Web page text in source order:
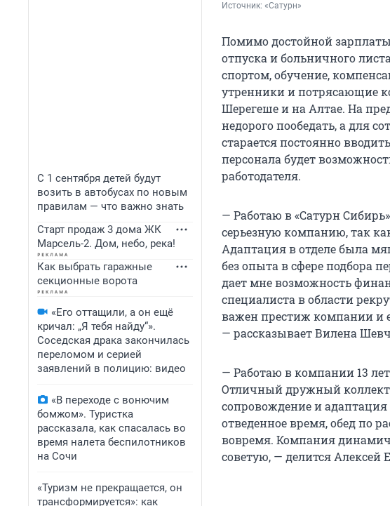
С 1 сентября детей будут
возить в автобусах по новым
правилам — что важно знать
Старт продаж 3 дома ЖК
Марсель-2. Дом, небо, река!
Как выбрать гаражные
секционные ворота
«Его оттащили, а он ещё
кричал: „Я тебя найду“».
Соседская драка закончилась
переломом и серией
заявлений в полицию: видео
«В переходе с вонючим
бомжом». Туристка
рассказала, как спасалась во
время налета беспилотников
на Сочи
«Туризм не прекращается, он
трансформируется»: как
Источник: «Сатурн»
Помимо достойной
отпуска и больничного
спортом, обучение,
утренники и потрясающие
Шерегеше и на Алтае. На
недорого пообедать, а для
старается постоянно
персонала будет
работодателя.
— Работаю в «Сатурн
серьезную компанию, так
Адаптация в отделе была
без опыта в сфере подбора
дает мне возможность
специалиста в области
важен престиж компании и
— рассказывает Вилена
— Работаю в компании 13
Отличный дружный
сопровождение и
отведенное время, обед по
вовремя. Компания
советую, — делится Алексей